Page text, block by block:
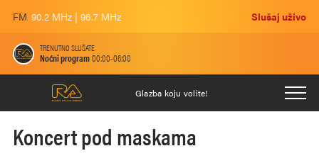
FM 90.2 MHz | 96.7 MHz Slušaj uživo
TRENUTNO SLUŠATE
Noćni program00:00-06:00
Glazba koju volite!
Koncert pod maskama